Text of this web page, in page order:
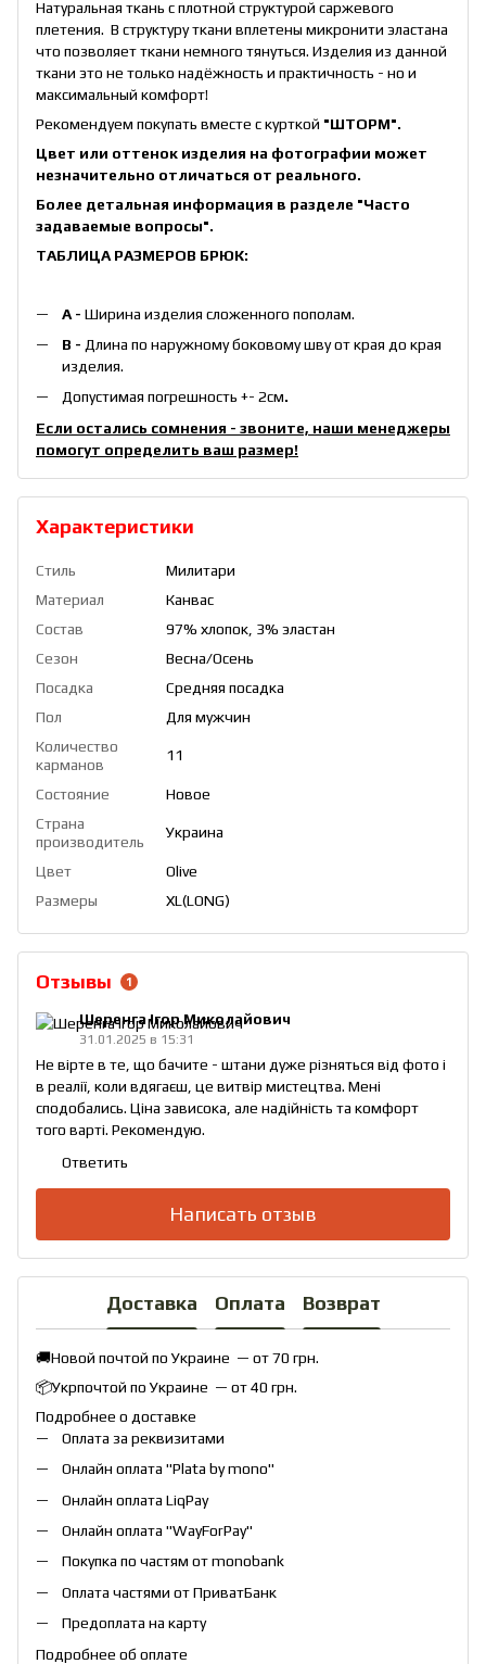
Натуральная ткань с плотной структурой саржевого
плетения. В структуру ткани вплетены микронити эластана
что позволяет ткани немного тянуться. Изделия из данной
ткани это не только надёжность и практичность - но и
максимальный комфорт!
Рекомендуем покупать вместе с курткой "ШТОРМ".
Цвет или оттенок изделия на фотографии может
незначительно отличаться от реального.
Более детальная информация в разделе "Часто
задаваемые вопросы".
ТАБЛИЦА РАЗМЕРОВ БРЮК:
А - Ширина изделия сложенного пополам.
B - Длина по наружному боковому шву от края до края
изделия.
Допустимая погрешность +- 2см.
Если остались сомнения - звоните, наши менеджеры
помогут определить ваш размер!
Характеристики
Стиль
Милитари
Материал
Канвас
Состав
97% хлопок, 3% эластан
Сезон
Весна/Осень
Посадка
Средняя посадка
Пол
Для мужчин
Количество
карманов
11
Состояние
Новое
Страна
производитель
Украина
Цвет
Olive
Размеры
XL(LONG)
Отзывы 1
Шеренга Ігор Миколайович
31.01.2025 в 15:31
Не вірте в те, що бачите - штани дуже різняться від фото і
в реалії, коли вдягаєш, це витвір мистецтва. Мені
сподобались. Ціна зависока, але надійність та комфорт
того варті. Рекомендую.
Ответить
Написать отзыв
Доставка Оплата Возврат
🚚Новой почтой по Украине — от 70 грн.
📦Укрпочтой по Украине — от 40 грн.
Подробнее о доставке
Оплата за реквизитами
Онлайн оплата "Plata by mono"
Онлайн оплата LiqPay
Онлайн оплата "WayForPay"
Покупка по частям от monobank
Оплата частями от ПриватБанк
Предоплата на карту
Подробнее об оплате